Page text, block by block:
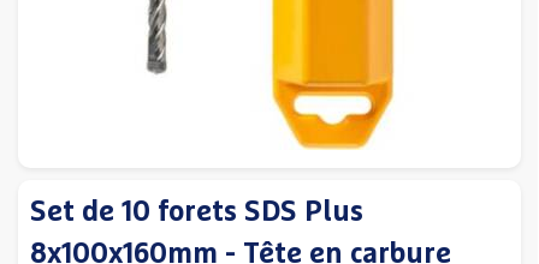
Set de 10 forets SDS Plus
8x100x160mm - Tête en carbure